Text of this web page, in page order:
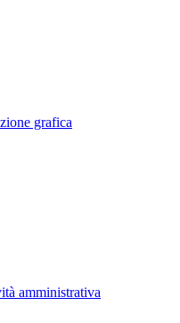
grafica
amministrativa